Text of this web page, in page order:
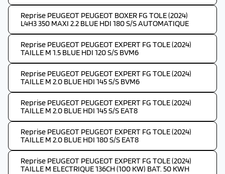
Reprise PEUGEOT PEUGEOT BOXER FG TOLE (2024)
L4H3 350 MAXI 2.2 BLUE HDI 180 S/S AUTOMATIQUE
Reprise PEUGEOT PEUGEOT EXPERT FG TOLE (2024)
TAILLE M 1.5 BLUE HDI 120 S/S BVM6
Reprise PEUGEOT PEUGEOT EXPERT FG TOLE (2024)
TAILLE M 2.0 BLUE HDI 145 S/S BVM6
Reprise PEUGEOT PEUGEOT EXPERT FG TOLE (2024)
TAILLE M 2.0 BLUE HDI 145 S/S EAT8
Reprise PEUGEOT PEUGEOT EXPERT FG TOLE (2024)
TAILLE M 2.0 BLUE HDI 180 S/S EAT8
Reprise PEUGEOT PEUGEOT EXPERT FG TOLE (2024)
TAILLE M ELECTRIQUE 136CH (100 KW) BAT. 50 KWH